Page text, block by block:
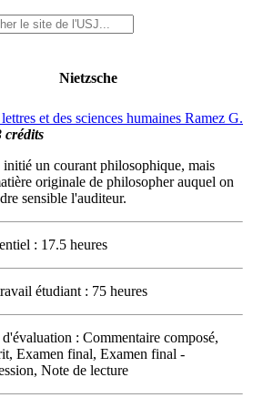
Nietzsche
et des sciences humaines Ramez G.
crédits
initié un courant philosophique, mais
originale de philosopher auquel on
sensible l'auditeur.
: 17.5 heures
étudiant : 75 heures
: Commentaire composé,
Examen final, Examen final -
Note de lecture